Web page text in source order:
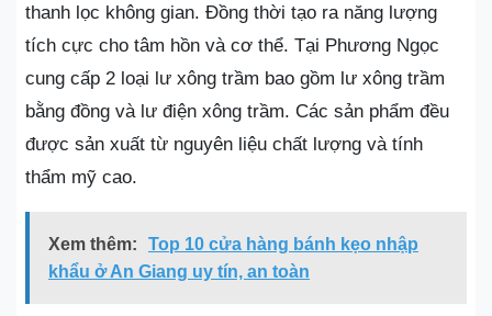
thanh lọc không gian. Đồng thời tạo ra năng lượng
tích cực cho tâm hồn và cơ thể. Tại Phương Ngọc
cung cấp 2 loại lư xông trầm bao gồm lư xông trầm
bằng đồng và lư điện xông trầm. Các sản phẩm đều
được sản xuất từ nguyên liệu chất lượng và tính
thẩm mỹ cao.
Xem thêm:
Top 10 cửa hàng bánh kẹo nhập
khẩu ở An Giang uy tín, an toàn